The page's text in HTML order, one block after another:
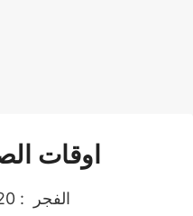
اوقات
الفجر
: 04:20